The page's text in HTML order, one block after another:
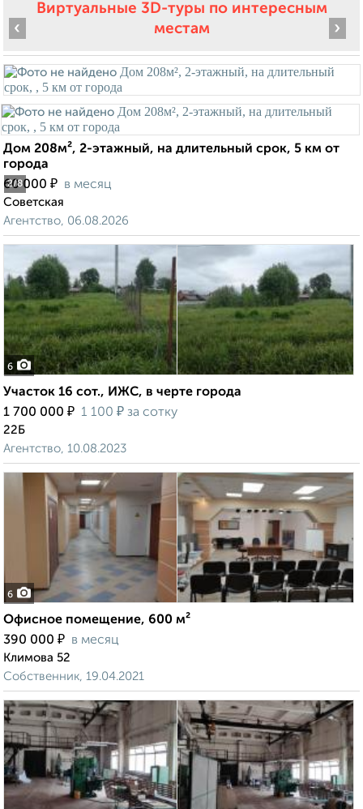
Виртуальные 3D-туры по интересным
местам
2/8
‹ ›
Дом 208м², 2-этажный, на длительный срок, 5 км от
города
60 000 ₽ в месяц
Советская
Агентство, 06.08.2026
6
Участок 16 сот., ИЖС, в черте города
1 700 000 ₽ 1 100 ₽ за сотку
22Б
Агентство, 10.08.2023
6
Офисное помещение, 600 м²
390 000 ₽ в месяц
Климова 52
Собственник, 19.04.2021